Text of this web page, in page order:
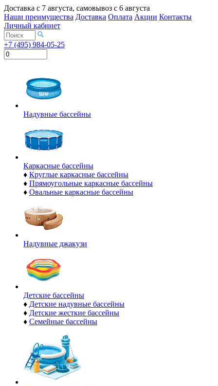
Доставка с 7 августа, самовывоз с 6 августа
Наши преимущества Доставка Оплата Акции Контакты
Личный кабинет
+7 (495) 984-05-25
Надувные бассейны
Каркасные бассейны
♦ Круглые каркасные бассейны
♦ Прямоугольные каркасные бассейны
♦ Овальные каркасные бассейны
Надувные джакузи
Детские бассейны
♦ Детские надувные бассейны
♦ Детские жесткие бассейны
♦ Семейные бассейны